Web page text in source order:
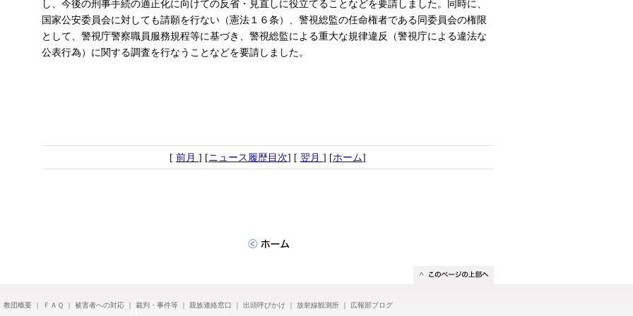
し、今後の刑事手続の適正化に向けての反省・見直しに役立てることなどを要請しました。同時に、
国家公安委員会に対しても請願を行ない（憲法１６条）、警視総監の任命権者である同委員会の権限
として、警視庁警察職員服務規程等に基づき、警視総監による重大な規律違反（警視庁による違法な
公表行為）に関する調査を行なうことなどを要請しました。
[ 前月 ] [ニュース履歴目次] [ 翌月 ] [ホーム]
教団概要｜ ＦＡＱ 被害者への対応｜ 裁判・事件等｜ 親族連絡窓口 出頭呼びかけ 放射線観測所｜
広報部ブログ